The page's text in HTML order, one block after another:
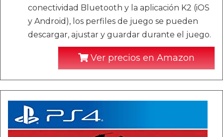
conectividad Bluetooth y la aplicación K2 (iOS
y Android), los perfiles de juego se pueden
descargar, ajustar y guardar durante el juego.
Ver precios en Amazon